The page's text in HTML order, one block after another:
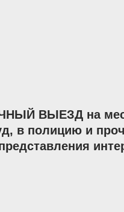
ВЫЕЗД на
в полицию и